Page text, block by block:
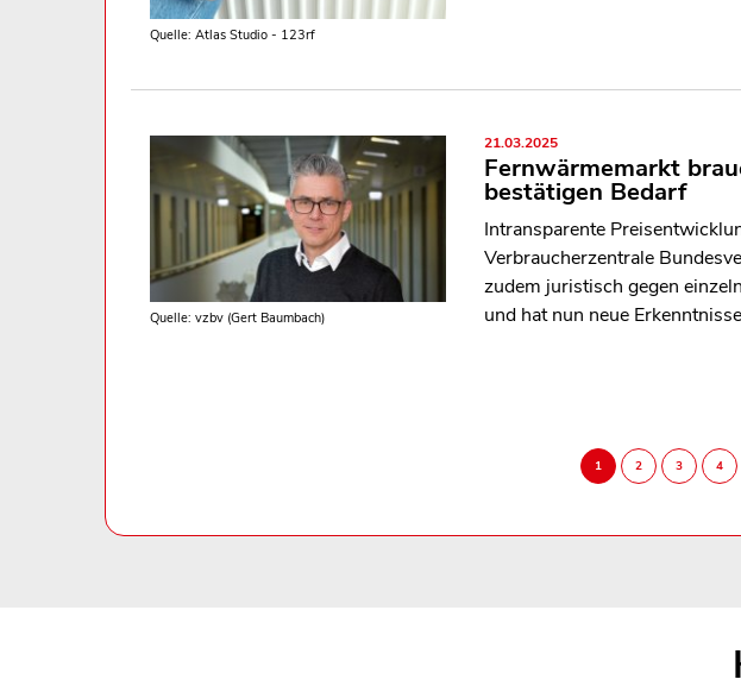
Quelle: Atlas Studio - 123rf
Quelle: vzbv (Gert Baumbach)
21.03.2025
Fernwärmemarkt
bestätigen Bedarf
Intransparente
Verbraucherzentrale
zudem juristisch gegen
und hat nun neue